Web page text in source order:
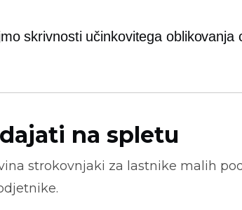
skrivnosti učinkovitega oblikovanja
na spletu
strokovnjaki za lastnike malih